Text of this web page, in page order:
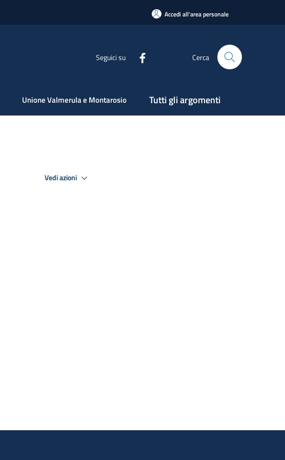
Accedi all'area personale
Seguici su Cerca
Unione Valmerula e Montarosio Tutti gli argomenti
Vedi azioni